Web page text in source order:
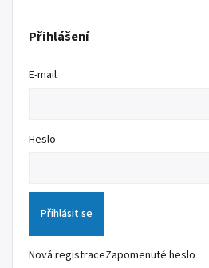
Přihlášení
E-mail
Heslo
Přihlásit se
Nová registraceZapomenuté heslo